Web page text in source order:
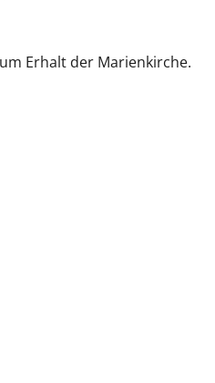
Erhalt der Marienkirche.